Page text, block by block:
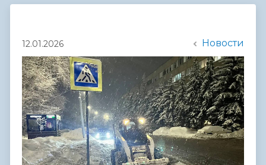
12.01.2026 Новости